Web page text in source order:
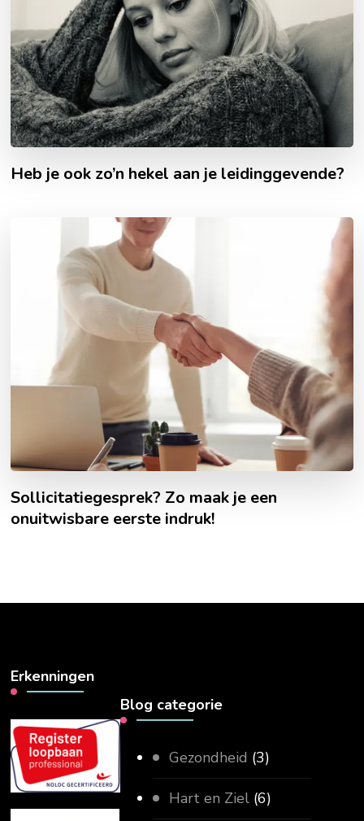
Heb je ook zo’n hekel aan je leidinggevende?
Sollicitatiegesprek? Zo maak je een
onuitwisbare eerste indruk!
Erkenningen
Blog categorie
Gezondheid (3)
Hart en Ziel (6)